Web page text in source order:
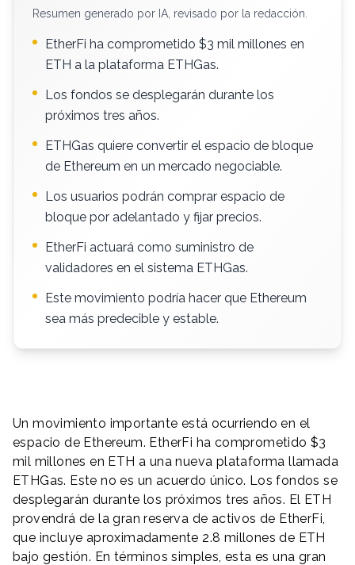
Resumen generado por IA, revisado por la redacción.
EtherFi ha comprometido $3 mil millones en
ETH a la plataforma ETHGas.
Los fondos se desplegarán durante los
próximos tres años.
ETHGas quiere convertir el espacio de bloque
de Ethereum en un mercado negociable.
Los usuarios podrán comprar espacio de
bloque por adelantado y fijar precios.
EtherFi actuará como suministro de
validadores en el sistema ETHGas.
Este movimiento podría hacer que Ethereum
sea más predecible y estable.
Un movimiento importante está ocurriendo en el
espacio de Ethereum. EtherFi ha comprometido $3
mil millones en ETH a una nueva plataforma llamada
ETHGas. Este no es un acuerdo único. Los fondos se
desplegarán durante los próximos tres años. El ETH
provendrá de la gran reserva de activos de EtherFi,
que incluye aproximadamente 2.8 millones de ETH
bajo gestión. En términos simples, esta es una gran